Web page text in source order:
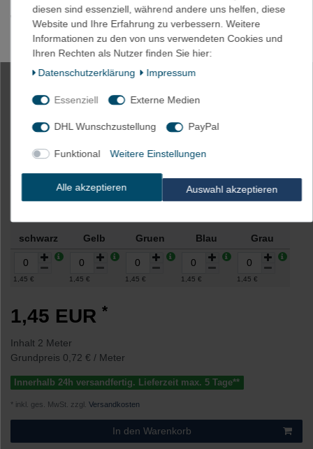
Wir bieten gerne an !
Mögliche Druckfarben sind : weiß / schwarz / blau / rot / grün
2m Schrumpfschlauch 2,4mm 2:1
Polyolefin 125°C farbig m. UL
Artikelnummer2503-0-2-blau
schwarz
Gelb Gruen Blau Grau
1,45 € 1,45 € 1,45 € 1,45 € 1,45 €
1,45 EUR *
Inhalt 2 Meter
Grundpreis 0,72 € / Meter
Innerhalb 24h versandfertig. Lieferzeit max. 5 Tage**
* inkl. ges. MwSt. zzgl. Versandkosten
In den Warenkorb
diesen sind essenziell, während andere uns helfen, diese
Website und Ihre Erfahrung zu verbessern. Weitere
Informationen zu den von uns verwendeten Cookies und
Ihren Rechten als Nutzer finden Sie hier:
Daten­schutz­erklärung
Impressum
Essenziell Externe Medien
DHL Wunschzustellung PayPal
Funktional Weitere Einstellungen
Alle akzeptieren Auswahl akzeptieren